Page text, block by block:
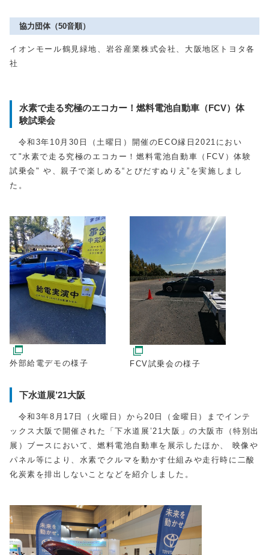
協力団体（50音順）
イオンモール鶴見緑地、岩谷産業株式会社、大阪地区トヨタ各
社
水素で走る究極のエコカー！燃料電池自動車（FCV）体
験試乗会
令和3年10月30日（土曜日）開催のECO縁日2021におい
て"水素で走る究極のエコカー！燃料電池自動車（FCV）体験
試乗会" や、親子で楽しめる“とびだすぬりえ”を実施しまし
た。
外部給電デモの様子 FCV試乗会の様子
下水道展’21大阪
令和3年8月17日（火曜日）から20日（金曜日）までインテ
ックス大阪で開催された「下水道展’21大阪」の大阪市（特別出
展）ブースにおいて、燃料電池自動車を展示したほか、 映像や
パネル等により、水素でクルマを動かす仕組みや走行時に二酸
化炭素を排出しないことなどを紹介しました。